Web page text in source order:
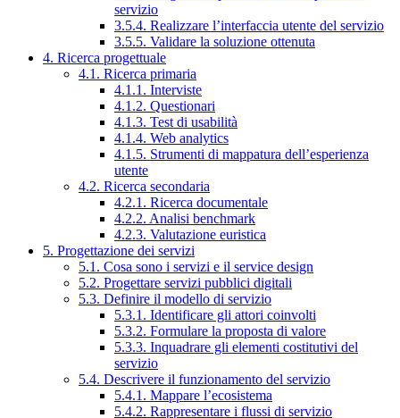
servizio
3.5.4. Realizzare l’interfaccia utente del servizio
3.5.5. Validare la soluzione ottenuta
4. Ricerca progettuale
4.1. Ricerca primaria
4.1.1. Interviste
4.1.2. Questionari
4.1.3. Test di usabilità
4.1.4. Web analytics
4.1.5. Strumenti di mappatura dell’esperienza
utente
4.2. Ricerca secondaria
4.2.1. Ricerca documentale
4.2.2. Analisi benchmark
4.2.3. Valutazione euristica
5. Progettazione dei servizi
5.1. Cosa sono i servizi e il service design
5.2. Progettare servizi pubblici digitali
5.3. Definire il modello di servizio
5.3.1. Identificare gli attori coinvolti
5.3.2. Formulare la proposta di valore
5.3.3. Inquadrare gli elementi costitutivi del
servizio
5.4. Descrivere il funzionamento del servizio
5.4.1. Mappare l’ecosistema
5.4.2. Rappresentare i flussi di servizio